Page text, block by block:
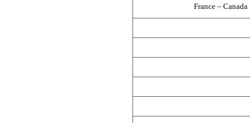
France – Canada